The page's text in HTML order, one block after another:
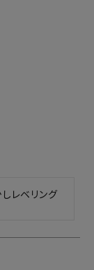
レベリング